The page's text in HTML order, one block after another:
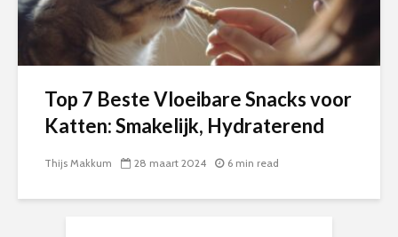
Top 7 Beste Vloeibare Snacks voor
Katten: Smakelijk, Hydraterend
Thijs Makkum 28 maart 2024 6 min read